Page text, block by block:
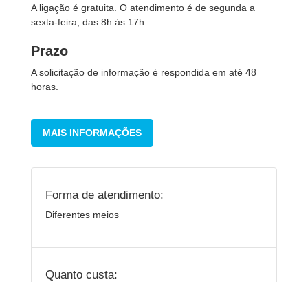
A ligação é gratuita. O atendimento é de segunda a
sexta-feira, das 8h às 17h.
Prazo
A solicitação de informação é respondida em até 48
horas.
MAIS INFORMAÇÕES
Forma de atendimento:
Diferentes meios
Quanto custa: